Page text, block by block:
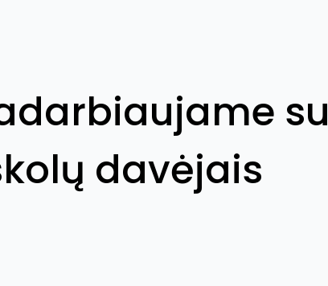
su
davėjais